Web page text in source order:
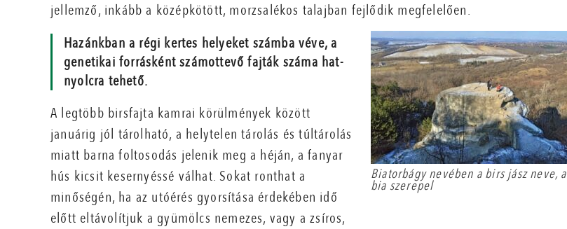
jellemző, inkább a középkötött, morzsalékos talajban fejlődik megfelelően.
Biatorbágy nevében a birs jász neve, a
bia szerepel
Hazánkban a régi kertes helyeket számba véve, a
genetikai forrásként számottevő fajták száma hat-
nyolcra tehető.
A legtöbb birsfajta kamrai körülmények között
januárig jól tárolható, a helytelen tárolás és túltárolás
miatt barna foltosodás jelenik meg a héján, a fanyar
hús kicsit kesernyéssé válhat. Sokat ronthat a
minőségén, ha az utóérés gyorsítása érdekében idő
előtt eltávolítjuk a gyümölcs nemezes, vagy a zsíros,